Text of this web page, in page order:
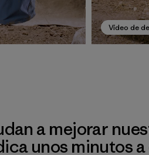
Vídeo de
a mejorar
unos minutos